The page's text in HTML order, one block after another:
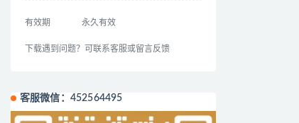
有效期 永久有效
下载遇到问题？可联系客服或留言反馈
客服微信：452564495